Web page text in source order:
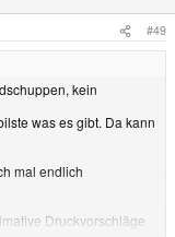
#49
kein
was es gibt. Da kann
mal endlich
Druckvorschläge